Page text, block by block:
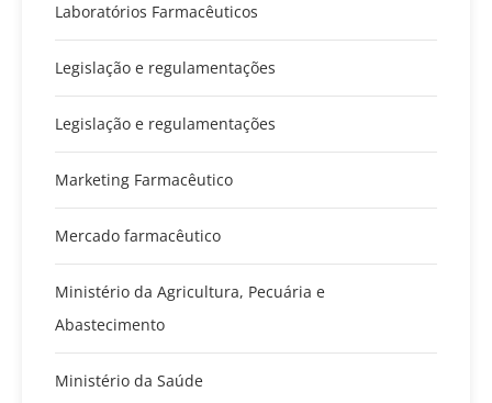
Laboratórios Farmacêuticos
Legislação e regulamentações
Legislação e regulamentações
Marketing Farmacêutico
Mercado farmacêutico
Ministério da Agricultura, Pecuária e
Abastecimento
Ministério da Saúde